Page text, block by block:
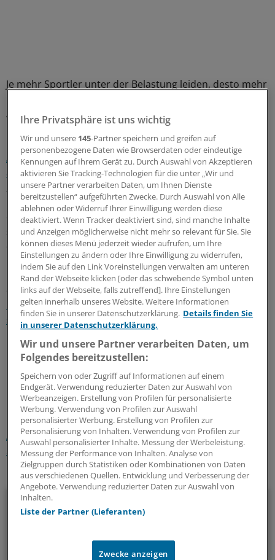
Je mehr Sportler unter der Belastung leiden, desto mehr
Australian Open zu boykottieren. Die Gesundheit könne
nicht mehr geschützt werden, so Kaiser.
Auch Dr. Elmar Storck, niedergelassener Pneumologe
aus Pulheim, warnte vor Langzeitfolgen für die Spieler:
„Je nach Veranlagung kann eine hohe sportliche
Belastung im Freien bei diesen Bedingungen zu
chronischen Symptomen und Erkrankungen führen“,
sagte Storck dem Sport-Informations-Dienst. „Ich würde
dort nicht spielen.“
Nicht nur Ärzte, auch die Spieler selbst sehen die
diesjährigen Australian Open kritisch:Die
luxemburgische Tennisspielerin Mandy Minella sorgte
sich auf Twitter um die Gesundheit aller Menschen, die
bei den Australian Open arbeiten müssen, etwa die
Balljungen und Ballmädchen.(bae)
Schlagworte:
Atemwegskrankheiten Sportmedizin Pneumologie
Sport
Ihr Newsletter zum Thema
Pneumologie
informieren wir Sie in diesem Newsletter umfassend.
Ihre Privatsphäre ist uns wichtig
Wir und unsere 145-Partner speichern und greifen auf
personenbezogene Daten wie Browserdaten oder eindeutige
Kennungen auf Ihrem Gerät zu. Durch Auswahl von Akzeptieren
aktivieren Sie Tracking-Technologien für die unter „Wir und
unsere Partner verarbeiten Daten, um Ihnen Dienste
bereitzustellen“ aufgeführten Zwecke. Durch Auswahl von Alle
ablehnen oder Widerruf Ihrer Einwilligung werden diese
deaktiviert. Wenn Tracker deaktiviert sind, sind manche Inhalte
und Anzeigen möglicherweise nicht mehr so relevant für Sie. Sie
können dieses Menü jederzeit wieder aufrufen, um Ihre
Einstellungen zu ändern oder Ihre Einwilligung zu widerrufen,
indem Sie auf den Link Voreinstellungen verwalten am unteren
Rand der Webseite klicken [oder das schwebende Symbol unten
links auf der Webseite, falls zutreffend]. Ihre Einstellungen
gelten innerhalb unseres Website. Weitere Informationen
finden Sie in unserer Datenschutzerklärung. Details finden Sie
in unserer Datenschutzerklärung.
Wir und unsere Partner verarbeiten Daten, um
Folgendes bereitzustellen:
Speichern von oder Zugriff auf Informationen auf einem
Endgerät. Verwendung reduzierter Daten zur Auswahl von
Werbeanzeigen. Erstellung von Profilen für personalisierte
Werbung. Verwendung von Profilen zur Auswahl
personalisierter Werbung. Erstellung von Profilen zur
Personalisierung von Inhalten. Verwendung von Profilen zur
Auswahl personalisierter Inhalte. Messung der Werbeleistung.
Messung der Performance von Inhalten. Analyse von
Zielgruppen durch Statistiken oder Kombinationen von Daten
aus verschiedenen Quellen. Entwicklung und Verbesserung der
Angebote. Verwendung reduzierter Daten zur Auswahl von
Inhalten.
Liste der Partner (Lieferanten)
Zwecke anzeigen